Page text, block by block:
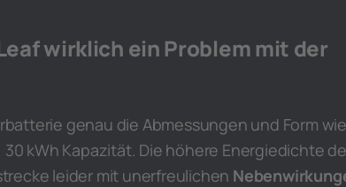
wirklich ein Problem mit der
genau die Abmessungen und Form wie
30 kWh Kapazität. Die höhere Energiedichte
leider mit unerfreulichen